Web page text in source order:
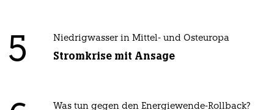
5 Niedrigwasser in Mittel- und Osteuropa
Stromkrise mit Ansage
Was tun gegen den Energiewende-Rollback?